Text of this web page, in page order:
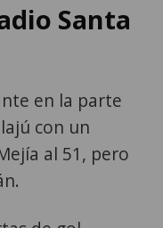
Santa
en la parte
con un
al 51, pero